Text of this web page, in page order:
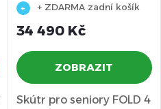
+ ZDARMA zadní košík
34 490 Kč
ZOBRAZIT
Skútr pro seniory FOLD 4